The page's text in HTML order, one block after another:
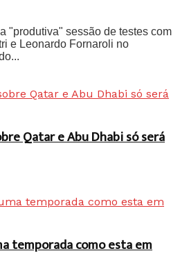
"produtiva" sessão de testes com
e Leonardo Fornaroli no
Qatar e Abu Dhabi só será
temporada como esta em